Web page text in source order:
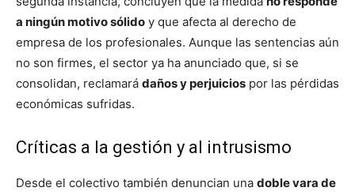
a ningún motivo sólido y que afecta al derecho de
empresa de los profesionales. Aunque las sentencias aún
no son firmes, el sector ya ha anunciado que, si se
consolidan, reclamará daños y perjuicios por las pérdidas
económicas sufridas.
Críticas a la gestión y al intrusismo
Desde el colectivo también denuncian una doble vara de